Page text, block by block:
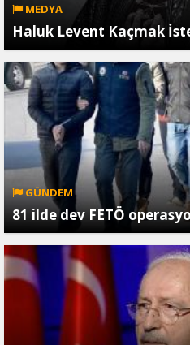
MEDYA
Haluk Levent Kaçmak
GÜNDEM
81 ilde dev FETÖ